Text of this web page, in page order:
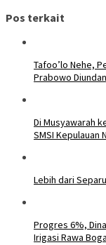
Pos terkait
Tafoo’lo Nehe,
Prabowo
Di Musyawarah
SMSI Kepulauan
Lebih dari
Progres 6%,
Irigasi Rawa